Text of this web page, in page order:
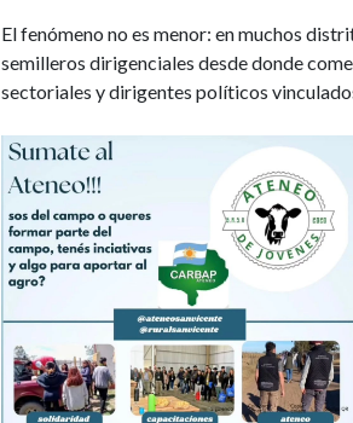
El fenómeno no es menor: en muchos
semilleros dirigenciales desde donde
sectoriales y dirigentes políticos